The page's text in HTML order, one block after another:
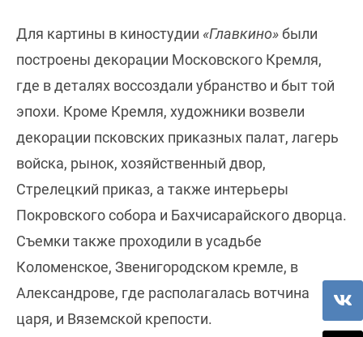
Для картины в киностудии «Главкино»были
построены декорации Московского Кремля,
где в деталях воссоздали убранство и быт той
эпохи. Кроме Кремля, художники возвели
декорации псковских приказных палат, лагерь
войска, рынок, хозяйственный двор,
Стрелецкий приказ, а также интерьеры
Покровского собора и Бахчисарайского дворца.
Съемки также проходили в усадьбе
Коломенское, Звенигородском кремле, в
Александрове, где располагалась вотчина
царя, и Вяземской крепости.